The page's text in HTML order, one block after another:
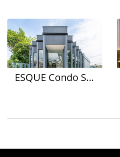
ESQUE Condo Sukhumvit 101-1